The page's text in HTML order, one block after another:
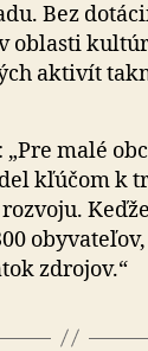
Bez
oblasti
aktivít
„Pre malé
kľúčom k
zdrojov.“